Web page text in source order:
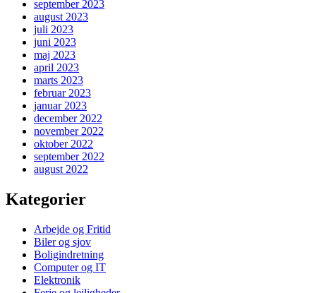
september 2023
august 2023
juli 2023
juni 2023
maj 2023
april 2023
marts 2023
februar 2023
januar 2023
december 2022
november 2022
oktober 2022
september 2022
august 2022
Kategorier
Arbejde og Fritid
Biler og sjov
Boligindretning
Computer og IT
Elektronik